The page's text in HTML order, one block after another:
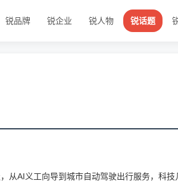
锐品牌 锐企业 锐人物 锐话题
从AI义工向导到城市自动驾驶出行服务，科